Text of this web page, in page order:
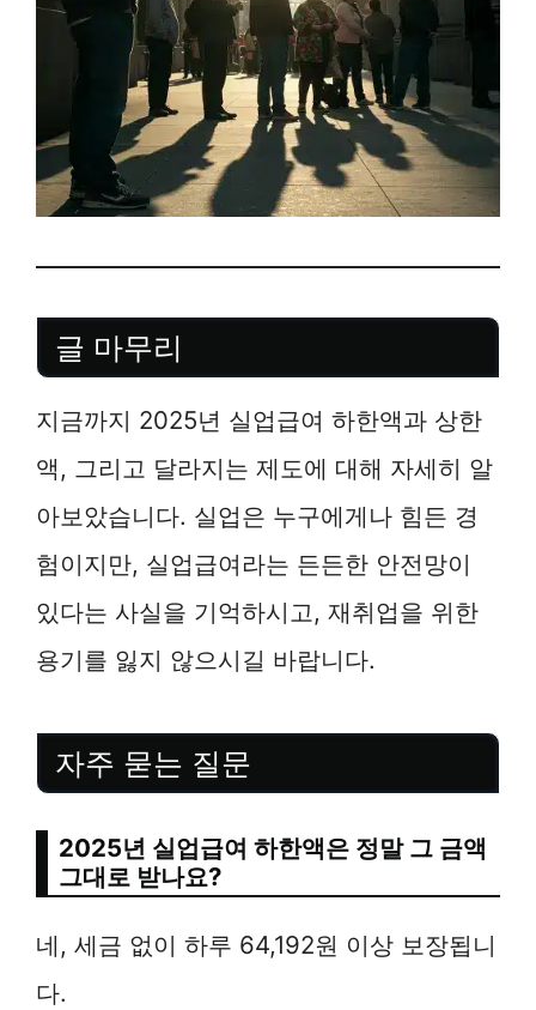
글 마무리
지금까지 2025년 실업급여 하한액과 상한
액, 그리고 달라지는 제도에 대해 자세히 알
아보았습니다. 실업은 누구에게나 힘든 경
험이지만, 실업급여라는 든든한 안전망이
있다는 사실을 기억하시고, 재취업을 위한
용기를 잃지 않으시길 바랍니다.
자주 묻는 질문
2025년 실업급여 하한액은 정말 그 금액
그대로 받나요?
네, 세금 없이 하루 64,192원 이상 보장됩니
다.